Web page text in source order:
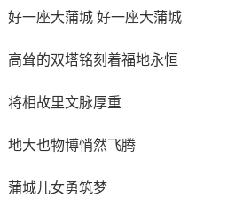
好一座大蒲城 好一座大蒲城
高耸的双塔铭刻着福地永恒
将相故里文脉厚重
地大也物博悄然飞腾
蒲城儿女勇筑梦